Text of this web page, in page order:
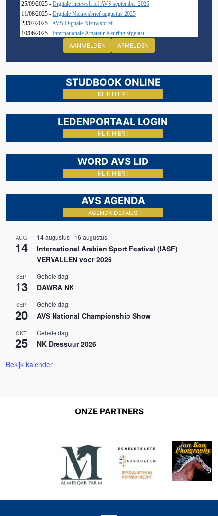
25/09/2025 - Digitale nieuwsbrief AVS september 2025
11/08/2025 - Digitale Nieuwsbrief augustus 2025
23/07/2025 -AVS Digitale Nieuwsbrief
10/06/2025 - Internationale Amateur Keuring afgelast
AANMELDEN AFMELDEN
STUDBOOK ONLINE
KLIK HIER !
LEDENPORTAAL LOGIN
KLIK HIER !
WORD AVS LID
KLIK HIER !
AVS AGENDA
AGENDA DETAILS
AUG
14
14 augustus- 16 augustus
International Arabian Sport Festival (IASF)
VERVALLEN voor 2026
SEP
13
Gehele dag
DAWRA NK
SEP
20
Gehele dag
AVS National Championship Show
OKT
25
Gehele dag
NK Dressuur 2026
Bekijk kalender
ONZE PARTNERS